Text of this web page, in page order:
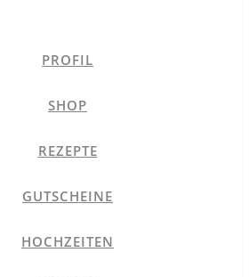
PROFIL
SHOP
REZEPTE
GUTSCHEINE
HOCHZEITEN